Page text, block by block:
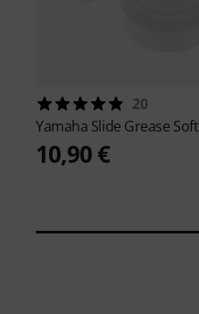
20
Yamaha Slide Grease Soft
10,90 €